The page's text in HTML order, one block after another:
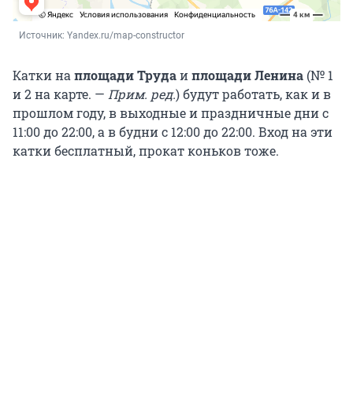
Источник: Yandex.ru/map-constructor
Катки наплощади Трудаиплощади Ленина (№ 1
и 2 на карте. — Прим. ред.) будут работать, как и в
прошлом году, в выходные и праздничные дни с
11:00 до 22:00, а в будни с 12:00 до 22:00. Вход на эти
катки бесплатный, прокат коньков тоже.